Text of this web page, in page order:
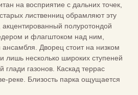
на восприятие с дальних точек,
лиственниц обрамляют эту
полуротондой
и флагштоком над ним,
Дворец стоит на низком
лишь несколько широких ступеней
глади газонов. Каскад террас
реке. Близость парка ощущается